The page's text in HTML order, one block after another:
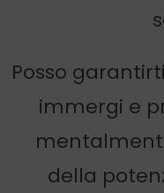
Posso
immergi e
della